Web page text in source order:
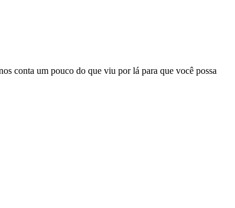
conta um pouco do que viu por lá para que você possa